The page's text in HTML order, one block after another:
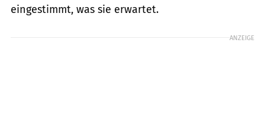
eingestimmt, was sie erwartet.
ANZEIGE